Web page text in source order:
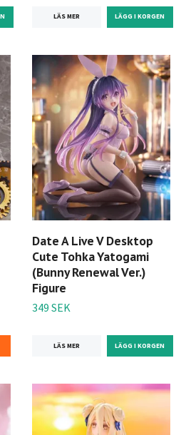
LÄS MER
Date A Live V Desktop
Cute Tohka Yatogami
(Bunny Renewal Ver.)
Figure
349 SEK
LÄS MER